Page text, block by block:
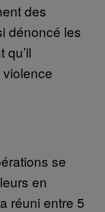
des
dénoncé les
violence
se
en
réuni entre 5